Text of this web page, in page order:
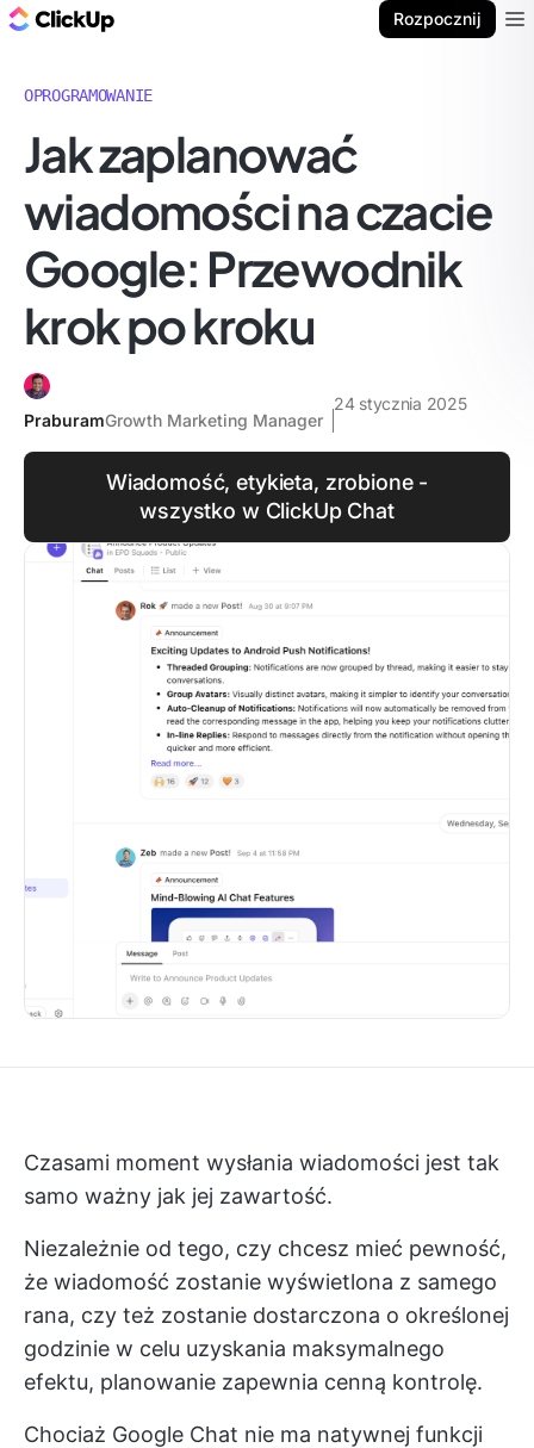
Rozpocznij
OPROGRAMOWANIE
Jak zaplanować
wiadomości na czacie
Google: Przewodnik
krok po kroku
PraburamGrowth Marketing Manager
24 stycznia 2025
Wiadomość, etykieta, zrobione -
wszystko w ClickUp Chat
Czasami moment wysłania wiadomości jest tak
samo ważny jak jej zawartość.
Niezależnie od tego, czy chcesz mieć pewność,
że wiadomość zostanie wyświetlona z samego
rana, czy też zostanie dostarczona o określonej
godzinie w celu uzyskania maksymalnego
efektu, planowanie zapewnia cenną kontrolę.
Chociaż Google Chat nie ma natywnej funkcji